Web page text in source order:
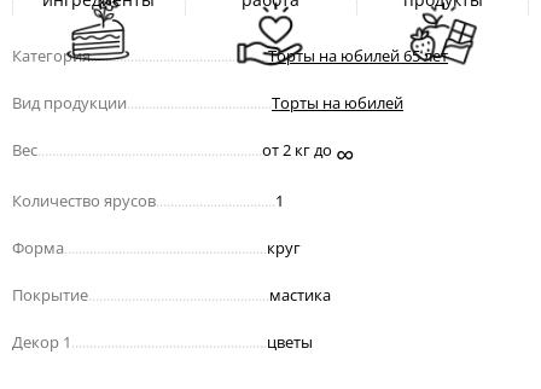
Категория.................................................Торты на юбилей 65 лет
Вид продукции Торты на юбилей
Вес от 2 кг до ∞
Количество ярусов 1
Форма круг
Покрытие мастика
Декор 1 цветы